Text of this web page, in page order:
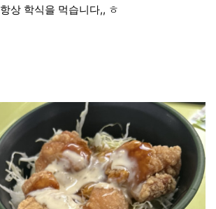
항상 학식을 먹습니다,, ㅎ